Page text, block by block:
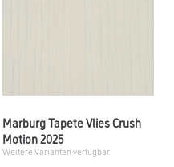
Marburg Tapete Vlies Crush
Motion 2025
Weitere Varianten verfügbar